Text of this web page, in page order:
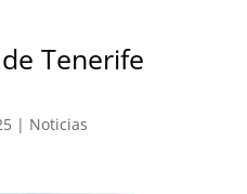
Tenerife
| Noticias